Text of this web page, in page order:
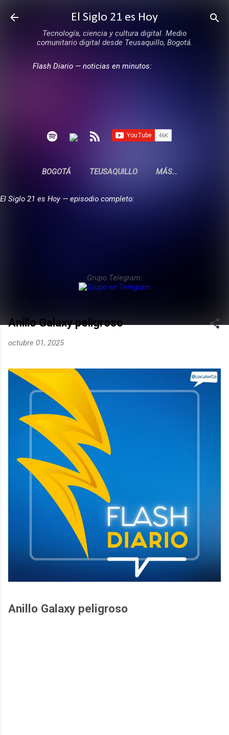
Ir al contenido principal
El Siglo 21 es Hoy
Tecnología, ciencia y cultura digital. Medio
comunitario digital desde Teusaquillo, Bogotá.
Flash Diario — noticias en minutos:
BOGOTÁ TEUSAQUILLO MÁS…
El Siglo 21 es Hoy — episodio completo:
Grupo Telegram:
Anillo Galaxy peligroso
octubre 01, 2025
Anillo Galaxy peligroso